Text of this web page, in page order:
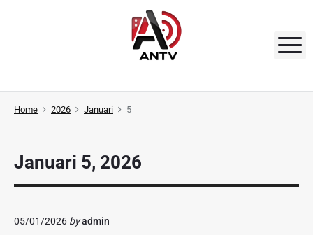
o
A
N
V
Home 2026 Januari 5
Januari 5, 2026
05/01/2026 byadmin